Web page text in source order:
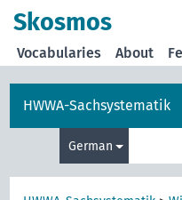
Skosmos
Vocabularies About
HWWA-Sachsystematik
German